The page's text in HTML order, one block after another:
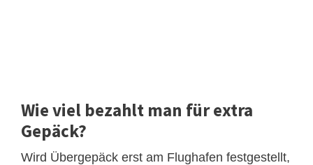
Wie viel bezahlt man für extra
Gepäck?
Wird Übergepäck erst am Flughafen festgestellt,